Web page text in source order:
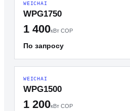
WEICHAI
WPG1750
1 400кВт COP
По запросу
WEICHAI
WPG1500
1 200кВт COP